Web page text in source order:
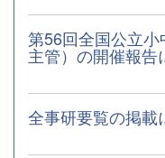
第56回全国公立
主管）の開催報告
全事研要覧の掲載